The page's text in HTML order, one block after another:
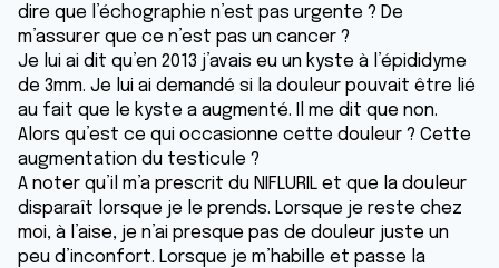
dire que l’échographie n’est pas urgente ? De
m’assurer que ce n’est pas un cancer ?
Je lui ai dit qu’en 2013 j’avais eu un kyste à l’épididyme
de 3mm. Je lui ai demandé si la douleur pouvait être lié
au fait que le kyste a augmenté. Il me dit que non.
Alors qu’est ce qui occasionne cette douleur ? Cette
augmentation du testicule ?
A noter qu’il m’a prescrit du NIFLURIL et que la douleur
disparaît lorsque je le prends. Lorsque je reste chez
moi, à l’aise, je n’ai presque pas de douleur juste un
peu d’inconfort. Lorsque je m’habille et passe la